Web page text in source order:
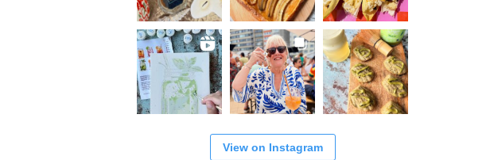
View on Instagram